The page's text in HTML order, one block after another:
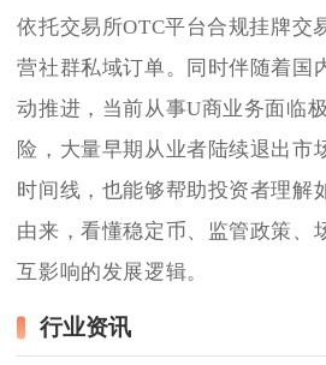
依托交易所OTC平台合规挂牌交
营社群私域订单。同时伴随着国
动推进，当前从事U商业务面临
险，大量早期从业者陆续退出市
时间线，也能够帮助投资者理解
由来，看懂稳定币、监管政策、
互影响的发展逻辑。
行业资讯